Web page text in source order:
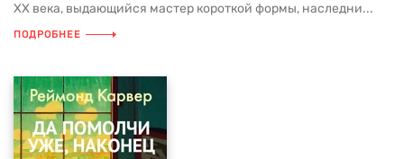
XX века, выдающийся мастер короткой формы, наследни...
ПОДРОБНЕЕ